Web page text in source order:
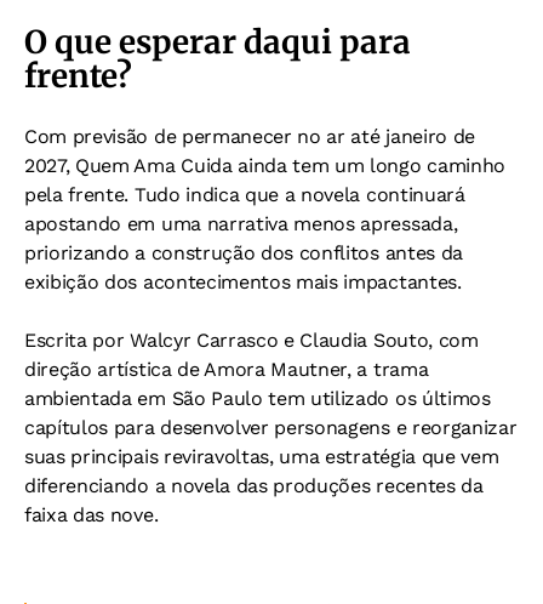
O que esperar daqui para
frente?
Com previsão de permanecer no ar até janeiro de
2027, Quem Ama Cuida ainda tem um longo caminho
pela frente. Tudo indica que a novela continuará
apostando em uma narrativa menos apressada,
priorizando a construção dos conflitos antes da
exibição dos acontecimentos mais impactantes.
Escrita por Walcyr Carrasco e Claudia Souto, com
direção artística de Amora Mautner, a trama
ambientada em São Paulo tem utilizado os últimos
capítulos para desenvolver personagens e reorganizar
suas principais reviravoltas, uma estratégia que vem
diferenciando a novela das produções recentes da
faixa das nove.